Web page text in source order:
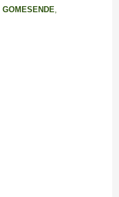
GOMESENDE,